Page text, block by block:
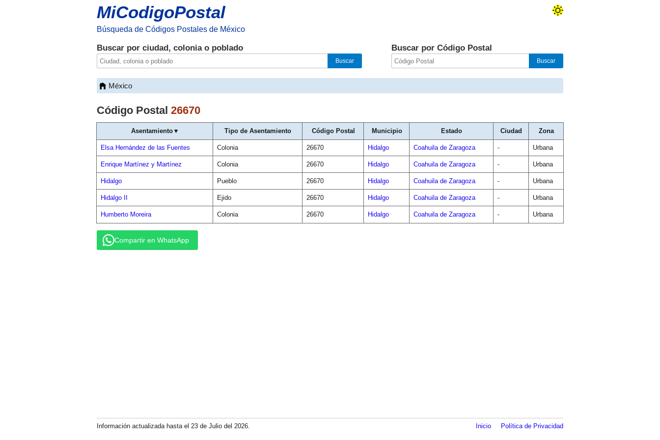
MiCodigoPostal
Búsqueda de Códigos Postales de México
Buscar por ciudad, colonia o poblado Buscar por Código Postal
México
Código Postal 26670
Asentamiento▼ Tipo de Asentamiento Código Postal Municipio Estado Ciudad Zona
Elsa Hernández de las Fuentes Colonia 26670 Hidalgo Coahuila de Zaragoza - Urbana
Enrique Martínez y Martínez Colonia 26670 Hidalgo Coahuila de Zaragoza - Urbana
Hidalgo Pueblo 26670 Hidalgo Coahuila de Zaragoza - Urbana
Hidalgo II Ejido 26670 Hidalgo Coahuila de Zaragoza - Urbana
Humberto Moreira Colonia 26670 Hidalgo Coahuila de Zaragoza - Urbana
Compartir en WhatsApp
Información actualizada hasta el 23 de Julio del 2026. Inicio Política de Privacidad